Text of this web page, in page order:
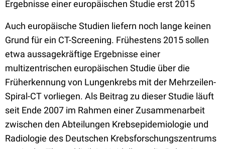
Ergebnisse einer europäischen Studie erst 2015
Auch europäische Studien liefern noch lange keinen
Grund für ein CT-Screening. Frühestens 2015 sollen
etwa aussagekräftige Ergebnisse einer
multizentrischen europäischen Studie über die
Früherkennung von Lungenkrebs mit der Mehrzeilen-
Spiral-CT vorliegen. Als Beitrag zu dieser Studie läuft
seit Ende 2007 im Rahmen einer Zusammenarbeit
zwischen den Abteilungen Krebsepidemiologie und
Radiologie des Deutschen Krebsforschungszentrums